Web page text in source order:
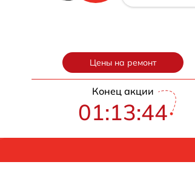
Цены на ремонт
Конец акции
01:13:43